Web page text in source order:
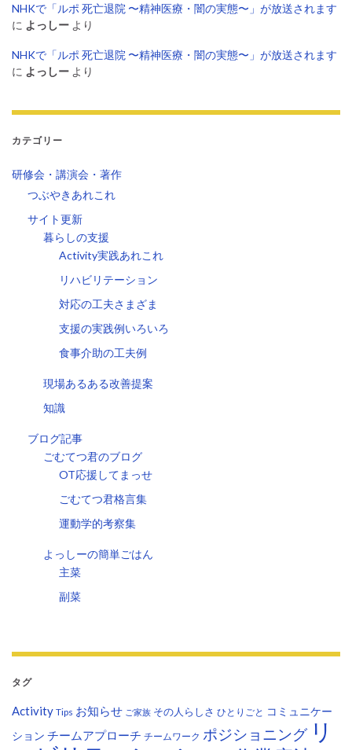
NHKで「ルポ 死亡退院 〜精神医療・闇の実態〜」が放送されます
に よっしー より
NHKで「ルポ 死亡退院 〜精神医療・闇の実態〜」が放送されます
に よっしー より
カテゴリー
研修会・講演会・著作
つぶやきあれこれ
サイト更新
暮らしの支援
Activity実践あれこれ
リハビリテーション
対応の工夫さまざま
支援の実践例いろいろ
食事介助の工夫例
現場あるある改善提案
知識
ブログ記事
ごむてつ君のブログ
OT応援してまっせ
ごむてつ君格言集
運動学的考察集
よっしーの簡単ごはん
主菜
副菜
タグ
Activity Tips お知らせ ご家族 その人らしさ ひとりごと コミュニケー
ション チームアプローチ チームワーク ポジショニング リ